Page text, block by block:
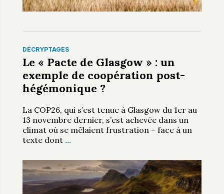
DÉCRYPTAGES
Le « Pacte de Glasgow » : un
exemple de coopération post-
hégémonique ?
La COP26, qui s’est tenue à Glasgow du 1er au
13 novembre dernier, s’est achevée dans un
climat où se mêlaient frustration – face à un
texte dont …